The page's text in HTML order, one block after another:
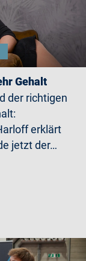
Gehalt
der richtigen
erklärt
jetzt der…